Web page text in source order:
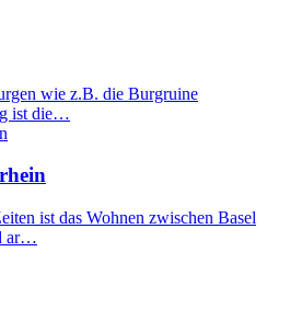
wie z.B. die Burgruine
ist die…
ist das Wohnen zwischen Basel
ar…